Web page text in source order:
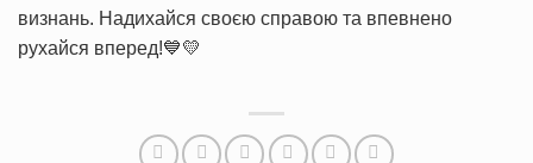
визнань. Надихайся своєю справою та впевнено
рухайся вперед!💙💛